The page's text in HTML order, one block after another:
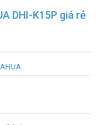
DHI-K15P giá rẻ